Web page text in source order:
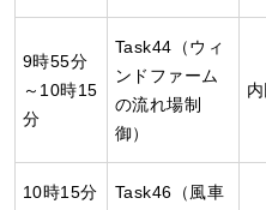
9時55分
～10時15
分
Task44（ウィ
ンドファーム
の流れ場制
御）
10時15分
Task46（風車